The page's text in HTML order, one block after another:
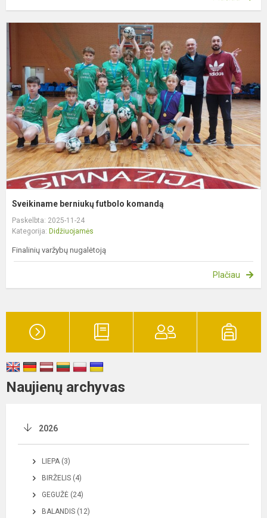
Sveikiname berniukų futbolo komandą
Paskelbta: 2025-11-24
Kategorija: Didžiuojamės
Finalinių varžybų nugalėtoją
Plačiau
Naujienų archyvas
2026
LIEPA (3)
BIRŽELIS (4)
GEGUŽĖ (24)
BALANDIS (12)